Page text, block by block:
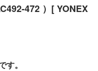
472 ）[ YONEX
。